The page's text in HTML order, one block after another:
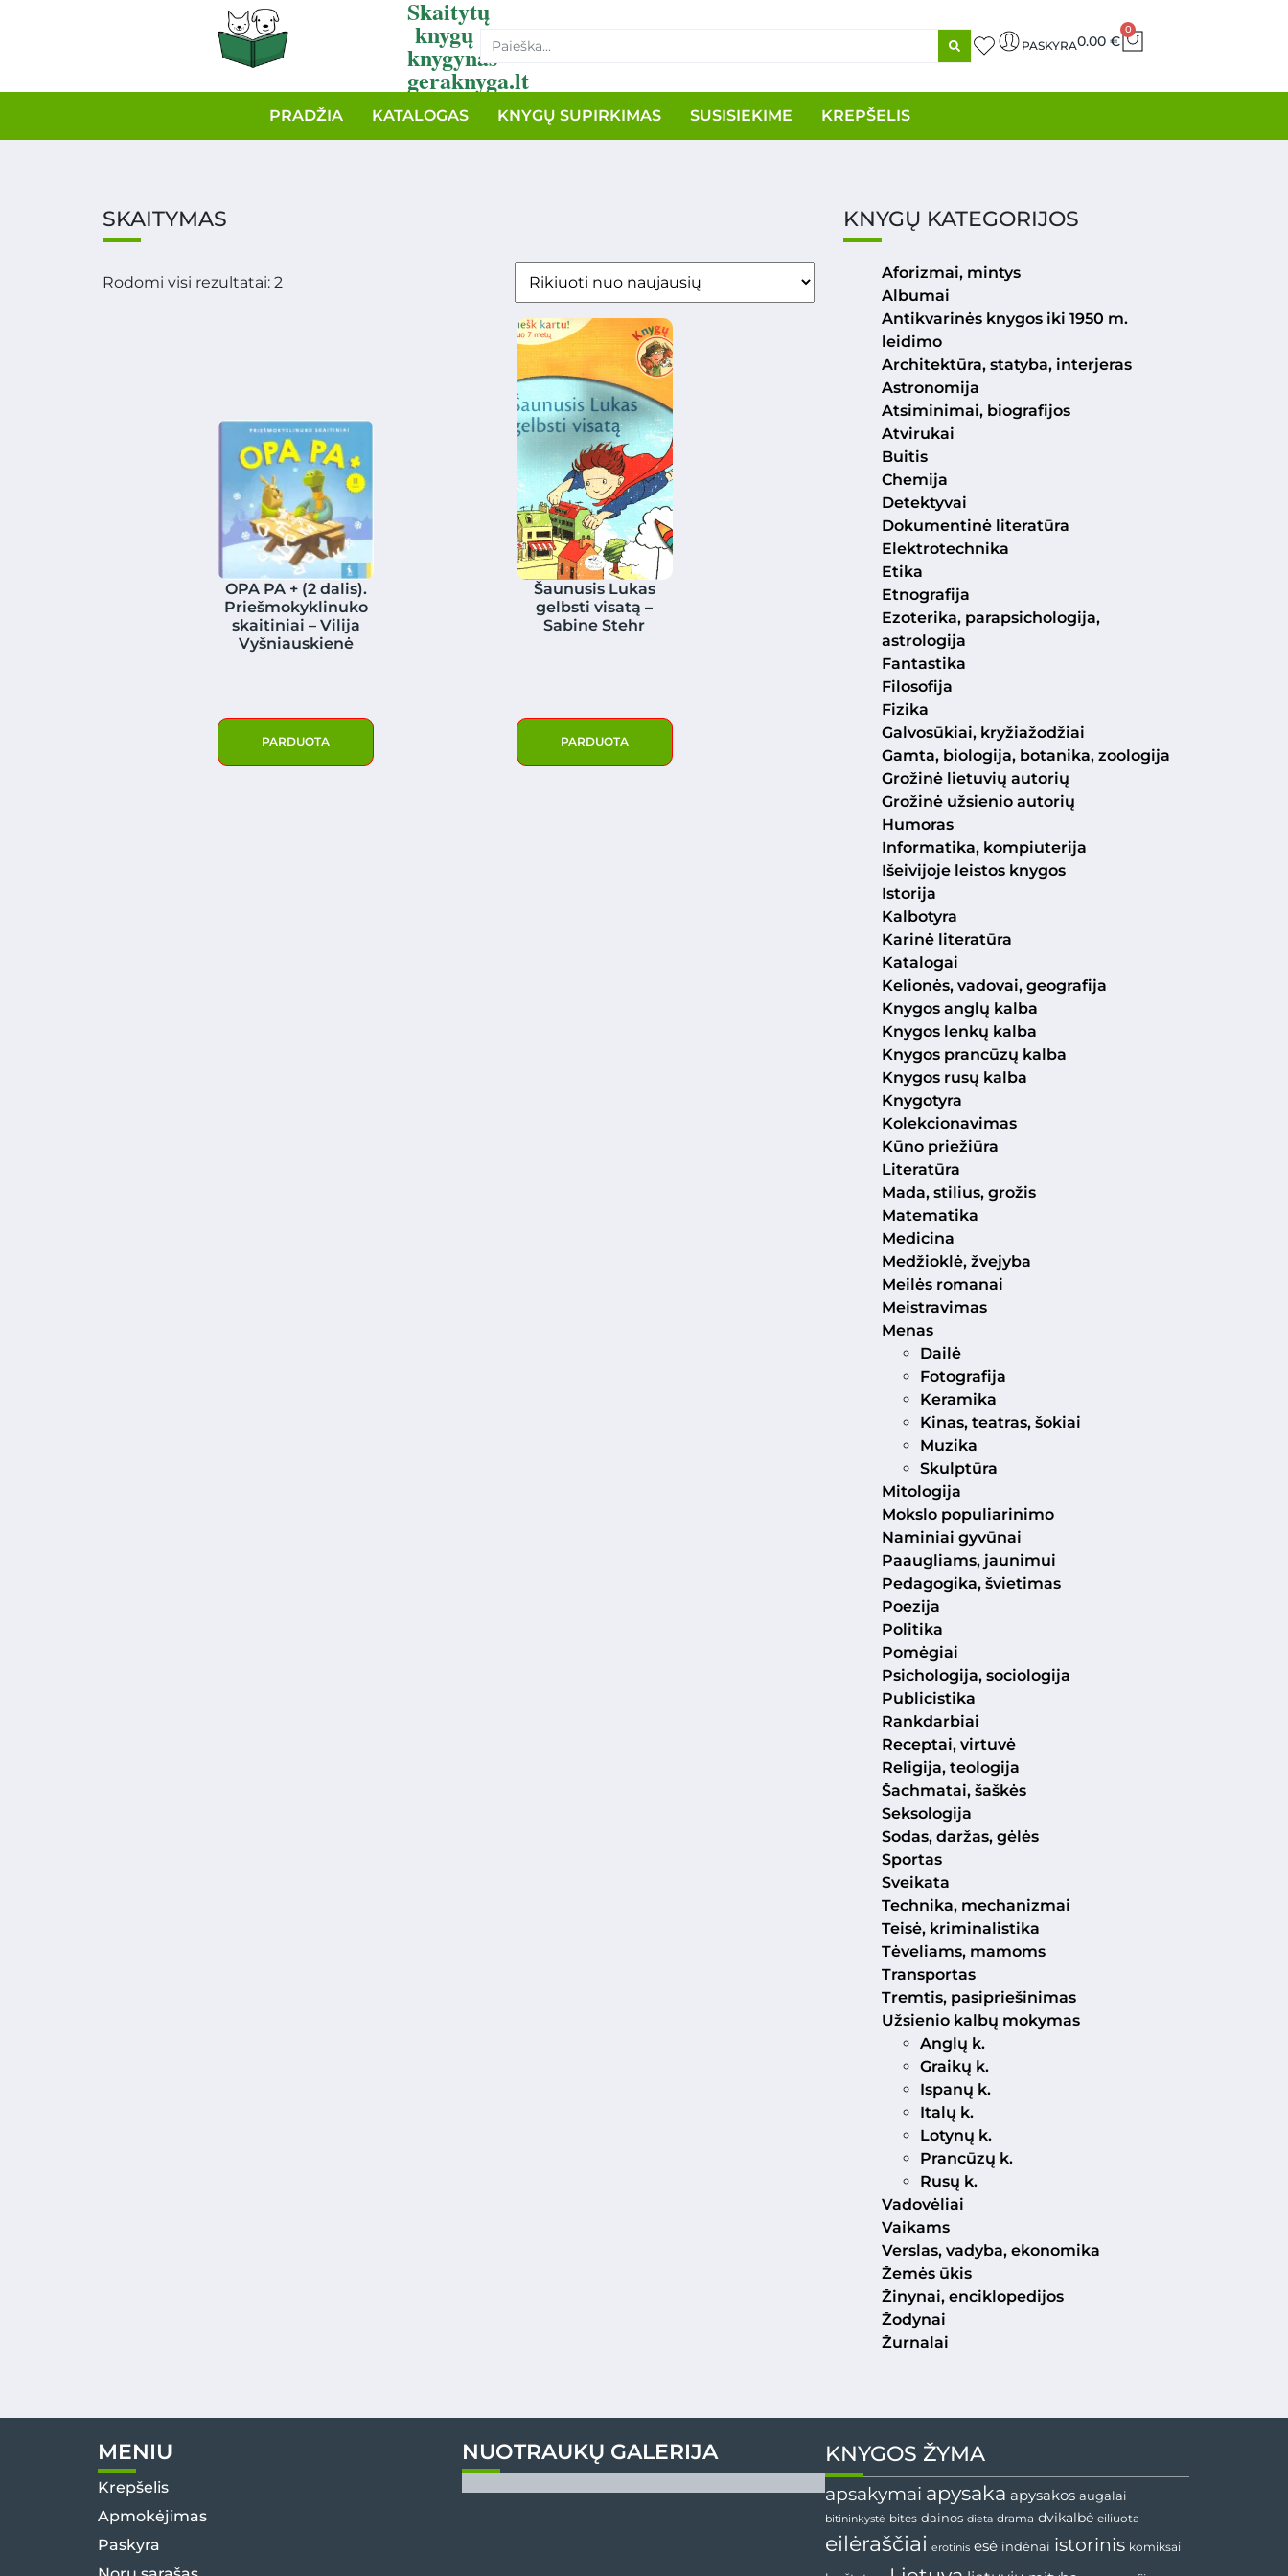
Skaitytų
knygų
knygynas
geraknyga.lt
PASKYRA0.00 €
0
PRADŽIA KATALOGAS KNYGŲ SUPIRKIMAS SUSISIEKIME KREPŠELIS
SKAITYMAS
Rodomi visi rezultatai: 2
OPA PA + (2 dalis).
Priešmokyklinuko
skaitiniai – Vilija
Vyšniauskienė
PARDUOTA
Šaunusis Lukas
gelbsti visatą –
Sabine Stehr
PARDUOTA
KNYGŲ KATEGORIJOS
Aforizmai, mintys
Albumai
Antikvarinės knygos iki 1950 m.
leidimo
Architektūra, statyba, interjeras
Astronomija
Atsiminimai, biografijos
Atvirukai
Buitis
Chemija
Detektyvai
Dokumentinė literatūra
Elektrotechnika
Etika
Etnografija
Ezoterika, parapsichologija,
astrologija
Fantastika
Filosofija
Fizika
Galvosūkiai, kryžiažodžiai
Gamta, biologija, botanika, zoologija
Grožinė lietuvių autorių
Grožinė užsienio autorių
Humoras
Informatika, kompiuterija
Išeivijoje leistos knygos
Istorija
Kalbotyra
Karinė literatūra
Katalogai
Kelionės, vadovai, geografija
Knygos anglų kalba
Knygos lenkų kalba
Knygos prancūzų kalba
Knygos rusų kalba
Knygotyra
Kolekcionavimas
Kūno priežiūra
Literatūra
Mada, stilius, grožis
Matematika
Medicina
Medžioklė, žvejyba
Meilės romanai
Meistravimas
Menas
Dailė
Fotografija
Keramika
Kinas, teatras, šokiai
Muzika
Skulptūra
Mitologija
Mokslo populiarinimo
Naminiai gyvūnai
Paaugliams, jaunimui
Pedagogika, švietimas
Poezija
Politika
Pomėgiai
Psichologija, sociologija
Publicistika
Rankdarbiai
Receptai, virtuvė
Religija, teologija
Šachmatai, šaškės
Seksologija
Sodas, daržas, gėlės
Sportas
Sveikata
Technika, mechanizmai
Teisė, kriminalistika
Tėveliams, mamoms
Transportas
Tremtis, pasipriešinimas
Užsienio kalbų mokymas
Anglų k.
Graikų k.
Ispanų k.
Italų k.
Lotynų k.
Prancūzų k.
Rusų k.
Vadovėliai
Vaikams
Verslas, vadyba, ekonomika
Žemės ūkis
Žinynai, enciklopedijos
Žodynai
Žurnalai
MENIU
Krepšelis
Apmokėjimas
Paskyra
NUOTRAUKŲ GALERIJA KNYGOS ŽYMA
apsakymai apysaka apysakos augalai
bitininkystė bitės dainos dieta drama dvikalbė eiliuota
eilėraščiai erotinis esė indėnai istorinis komiksai